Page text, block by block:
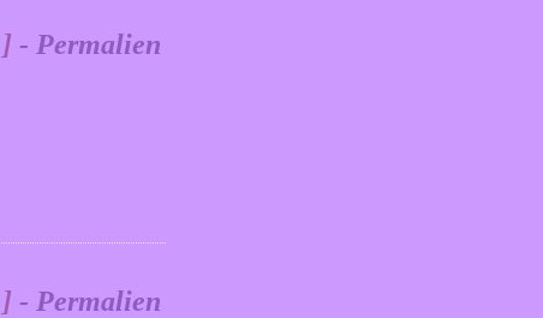
] - Permalien
] - Permalien